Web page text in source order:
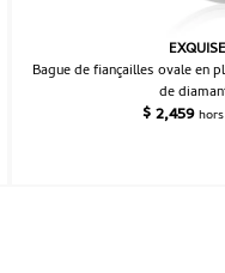
EXQUISE
Bague de fiançailles ovale en
de
$2,459